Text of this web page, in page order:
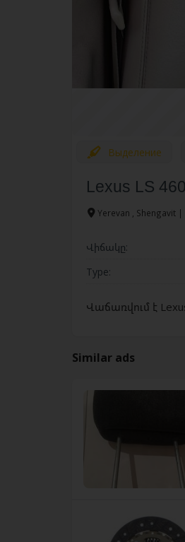
Выделение
Lexus LS
Yerevan , Shengavit |
Վիճակը:
Type:
Վաճառվում է
Similar ads